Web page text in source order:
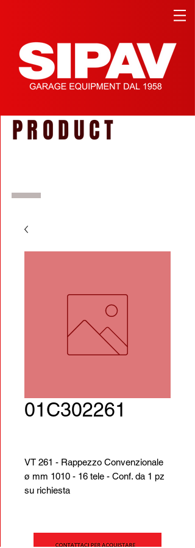
PRODUCT
01C302261
VT 261 - Rappezzo Convenzionale
ø mm 1010 - 16 tele - Conf. da 1 pz
su richiesta